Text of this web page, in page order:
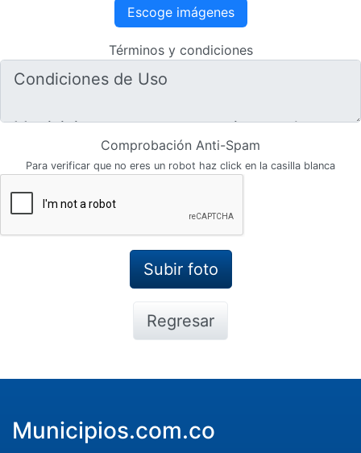
Escoge imágenes
Términos y condiciones
Comprobación Anti-Spam
Para verificar que no eres un robot haz click en la casilla blanca
Regresar
Municipios.com.co